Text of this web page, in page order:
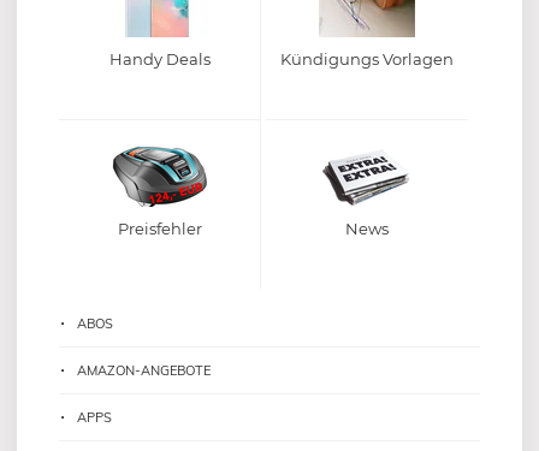
Handy Deals Kündigungs Vorlagen
Preisfehler News
ABOS
AMAZON-ANGEBOTE
APPS